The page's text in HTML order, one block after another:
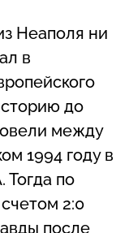
Неаполя ни
в
до
между
1994 году в
Тогда по
2:0
после